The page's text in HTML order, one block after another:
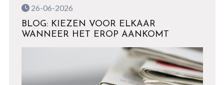
26-06-2026
BLOG: KIEZEN VOOR ELKAAR
WANNEER HET EROP AANKOMT